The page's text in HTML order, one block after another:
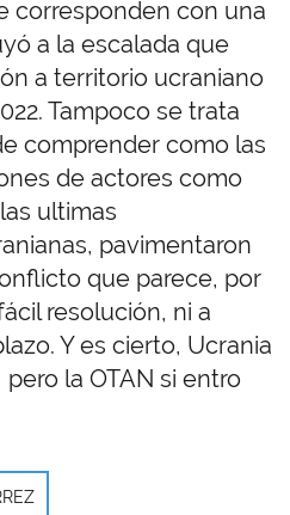
corresponden con una
a la escalada que
a territorio ucraniano
Tampoco se trata
comprender como las
de actores como
ultimas
pavimentaron
que parece, por
resolución, ni a
Y es cierto, Ucrania
la OTAN si entro